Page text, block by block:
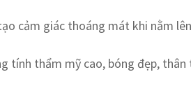
cảm giác thoáng mát khi nằm lên
tính thẩm mỹ cao, bóng đẹp,